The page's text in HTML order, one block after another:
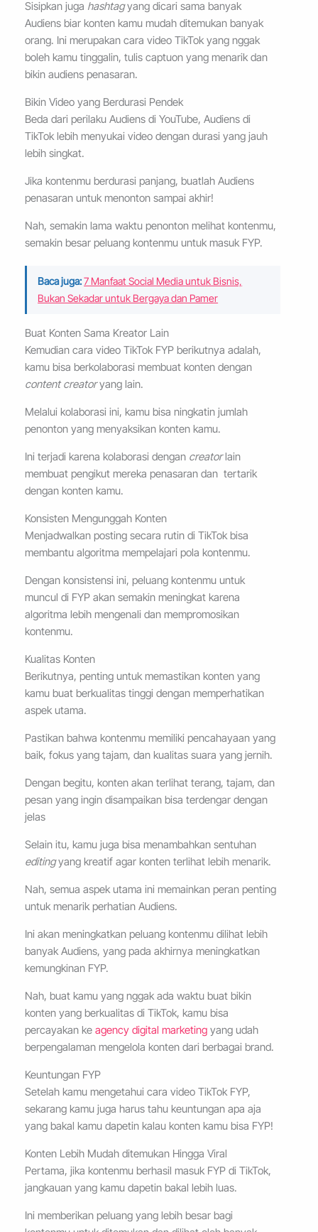
Sisipkan juga hashtagyang dicari sama banyak
Audiens biar konten kamu mudah ditemukan banyak
orang. Ini merupakan cara video TikTok yang nggak
boleh kamu tinggalin, tulis captuon yang menarik dan
bikin audiens penasaran.
Bikin Video yang Berdurasi Pendek
Beda dari perilaku Audiens di YouTube, Audiens di
TikTok lebih menyukai video dengan durasi yang jauh
lebih singkat.
Jika kontenmu berdurasi panjang, buatlah Audiens
penasaran untuk menonton sampai akhir!
Nah, semakin lama waktu penonton melihat kontenmu,
semakin besar peluang kontenmu untuk masuk FYP.
Baca juga:7 Manfaat Social Media untuk Bisnis,
Bukan Sekadar untuk Bergaya dan Pamer
Buat Konten Sama Kreator Lain
Kemudian cara video TikTok FYP berikutnya adalah,
kamu bisa berkolaborasi membuat konten dengan
content creatoryang lain.
Melalui kolaborasi ini, kamu bisa ningkatin jumlah
penonton yang menyaksikan konten kamu.
Ini terjadi karena kolaborasi dengan creatorlain
membuat pengikut mereka penasaran dan tertarik
dengan konten kamu.
Konsisten Mengunggah Konten
Menjadwalkan posting secara rutin di TikTok bisa
membantu algoritma mempelajari pola kontenmu.
Dengan konsistensi ini, peluang kontenmu untuk
muncul di FYP akan semakin meningkat karena
algoritma lebih mengenali dan mempromosikan
kontenmu.
Kualitas Konten
Berikutnya, penting untuk memastikan konten yang
kamu buat berkualitas tinggi dengan memperhatikan
aspek utama.
Pastikan bahwa kontenmu memiliki pencahayaan yang
baik, fokus yang tajam, dan kualitas suara yang jernih.
Dengan begitu, konten akan terlihat terang, tajam, dan
pesan yang ingin disampaikan bisa terdengar dengan
jelas
Selain itu, kamu juga bisa menambahkan sentuhan
editingyang kreatif agar konten terlihat lebih menarik.
Nah, semua aspek utama ini memainkan peran penting
untuk menarik perhatian Audiens.
Ini akan meningkatkan peluang kontenmu dilihat lebih
banyak Audiens, yang pada akhirnya meningkatkan
kemungkinan FYP.
Nah, buat kamu yang nggak ada waktu buat bikin
konten yang berkualitas di TikTok, kamu bisa
percayakan keagency digital marketing yang udah
berpengalaman mengelola konten dari berbagai brand.
Keuntungan FYP
Setelah kamu mengetahui cara video TikTok FYP,
sekarang kamu juga harus tahu keuntungan apa aja
yang bakal kamu dapetin kalau konten kamu bisa FYP!
Konten Lebih Mudah ditemukan Hingga Viral
Pertama, jika kontenmu berhasil masuk FYP di TikTok,
jangkauan yang kamu dapetin bakal lebih luas.
Ini memberikan peluang yang lebih besar bagi